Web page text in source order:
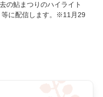
の鮎まつりのハイライト
等に配信します。※11月29